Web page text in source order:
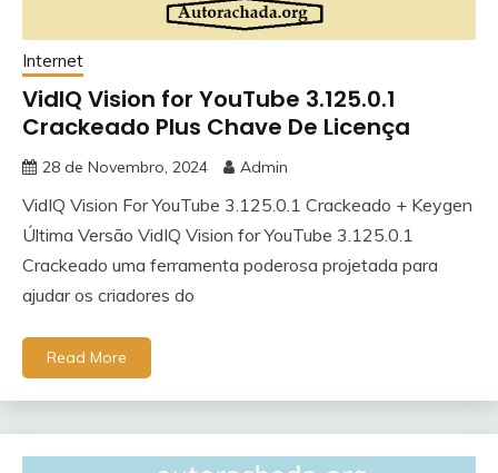
Internet
VidIQ Vision for YouTube 3.125.0.1
Crackeado Plus Chave De Licença
28 de Novembro, 2024 Admin
VidIQ Vision For YouTube 3.125.0.1 Crackeado + Keygen
Última Versão VidIQ Vision for YouTube 3.125.0.1
Crackeado uma ferramenta poderosa projetada para
ajudar os criadores do
Read More